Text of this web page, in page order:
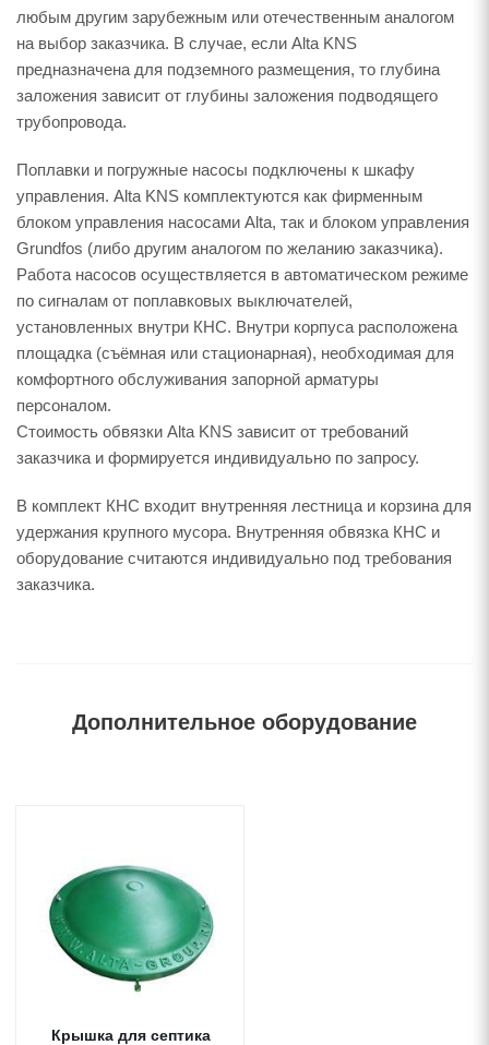
любым другим зарубежным или отечественным аналогом
на выбор заказчика. В случае, если Alta KNS
предназначена для подземного размещения, то глубина
заложения зависит от глубины заложения подводящего
трубопровода.
Поплавки и погружные насосы подключены к шкафу
управления. Alta KNS комплектуются как фирменным
блоком управления насосами Alta, так и блоком управления
Grundfos (либо другим аналогом по желанию заказчика).
Работа насосов осуществляется в автоматическом режиме
по сигналам от поплавковых выключателей,
установленных внутри КНС. Внутри корпуса расположена
площадка (съёмная или стационарная), необходимая для
комфортного обслуживания запорной арматуры
персоналом.
Стоимость обвязки Alta KNS зависит от требований
заказчика и формируется индивидуально по запросу.
В комплект КНС входит внутренняя лестница и корзина для
удержания крупного мусора. Внутренняя обвязка КНС и
оборудование считаются индивидуально под требования
заказчика.
Дополнительное оборудование
Крышка для септика